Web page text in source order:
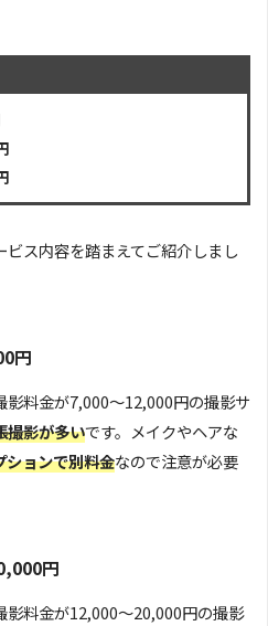
ス内容を踏まえてご紹介しまし
円
料金が7,000～12,000円の撮影サ
撮影が多いです。メイクやヘアな
ションで別料金なので注意が必要
円
影料金が12,000～20,000円の撮影